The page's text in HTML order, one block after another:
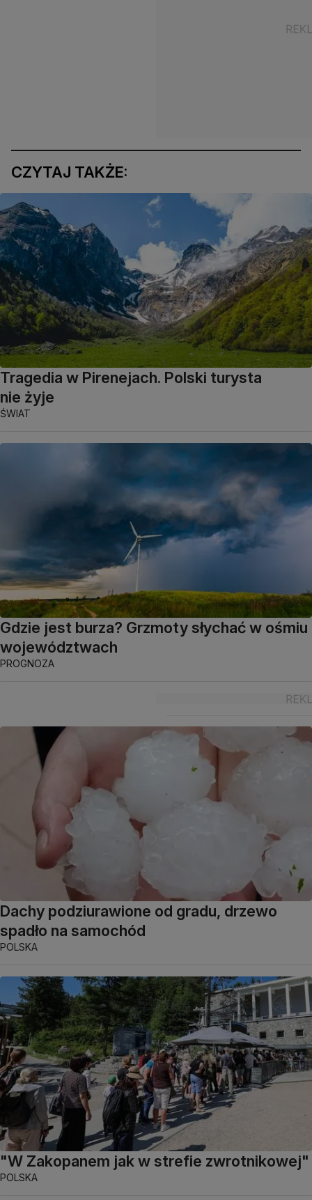
CZYTAJ TAKŻE:
Tragedia w Pirenejach. Polski turysta
nie żyje
ŚWIAT
Gdzie jest burza? Grzmoty słychać w ośmiu
województwach
PROGNOZA
Dachy podziurawione od gradu, drzewo
spadło na samochód
POLSKA
"W Zakopanem jak w strefie zwrotnikowej"
POLSKA